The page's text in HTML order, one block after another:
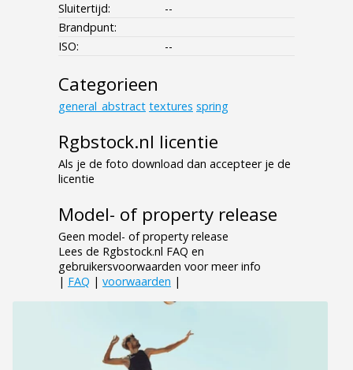
Sluitertijd:
--
Brandpunt:
ISO:
--
Categorieen
general_abstract textures spring
Rgbstock.nl licentie
Als je de foto download dan accepteer je de
licentie
Model- of property release
Geen model- of property release
Lees de Rgbstock.nl FAQ en
gebruikersvoorwaarden voor meer info
| FAQ | voorwaarden |